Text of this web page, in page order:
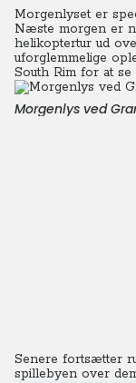
Morgenlyset er
Næste morgen er
helikoptertur ud
uforglemmelige
South Rim for at
Morgenlys ved
Senere fortsætter
spillebyen over